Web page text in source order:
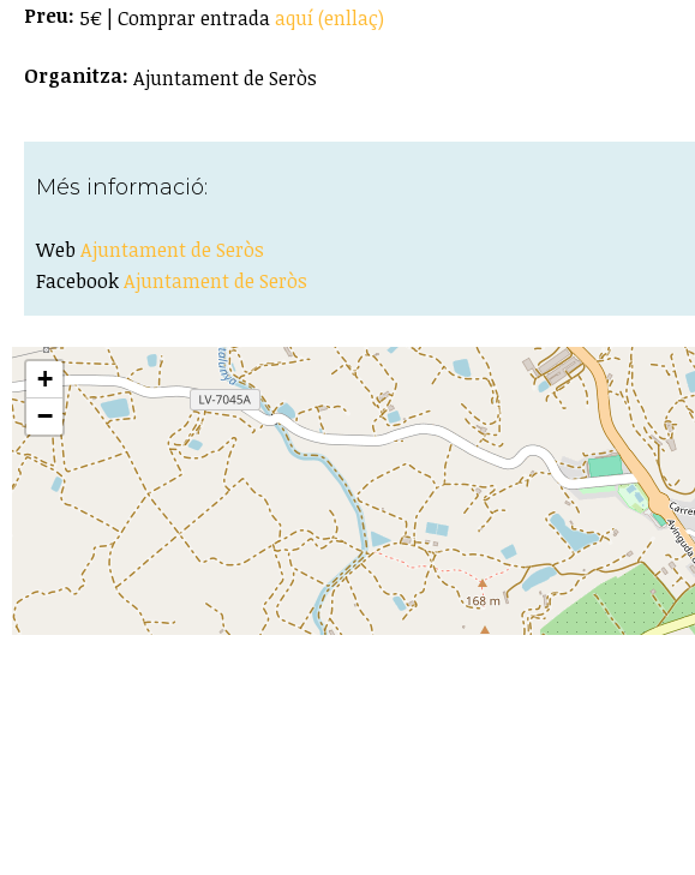
Preu: 5€ | Comprar entradaaquí (enllaç)
Organitza: Ajuntament de Seròs
Més informació:
Web Ajuntament de Seròs
FacebookAjuntament de Seròs
+
−